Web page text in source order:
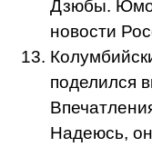
Дзюбы.
новости
поделился
Надеюсь,